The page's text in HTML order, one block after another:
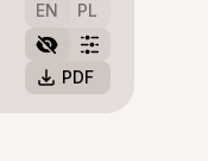
EN PL
PDF